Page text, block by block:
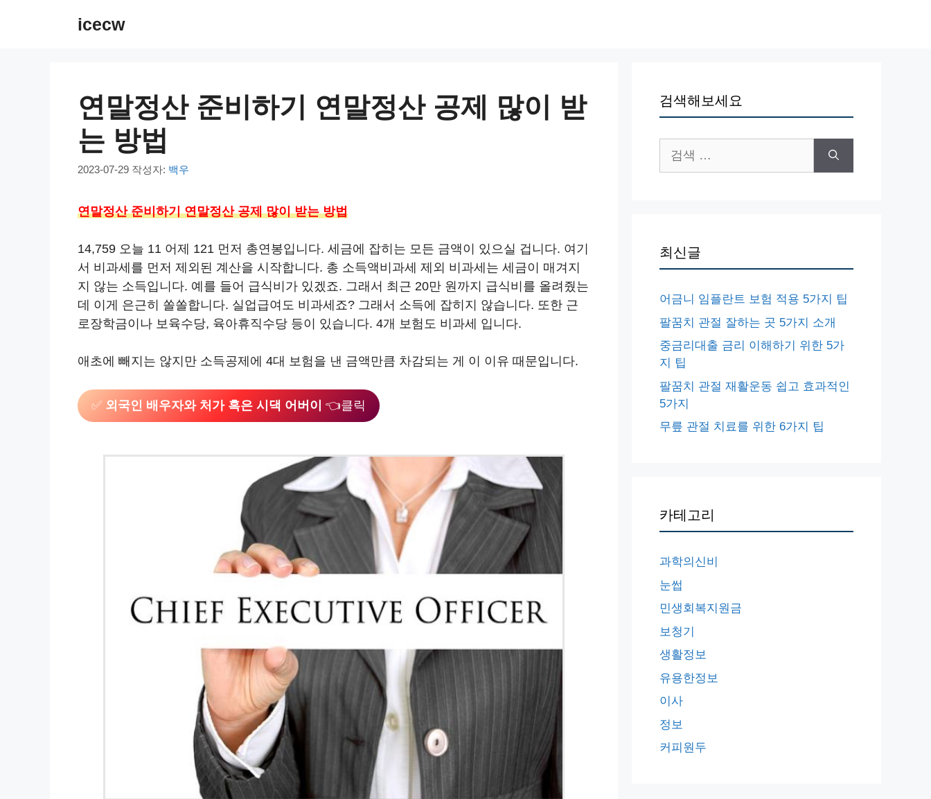
icecw
연말정산 준비하기 연말정산 공제 많이 받
는 방법
2023-07-29 작성자: 백우
연말정산 준비하기 연말정산 공제 많이 받는 방법
14,759 오늘 11 어제 121 먼저 총연봉입니다. 세금에 잡히는 모든 금액이 있으실 겁니다. 여기
서 비과세를 먼저 제외된 계산을 시작합니다. 총 소득액비과세 제외 비과세는 세금이 매겨지
지 않는 소득입니다. 예를 들어 급식비가 있겠죠. 그래서 최근 20만 원까지 급식비를 올려줬는
데 이게 은근히 쏠쏠합니다. 실업급여도 비과세죠? 그래서 소득에 잡히지 않습니다. 또한 근
로장학금이나 보육수당, 육아휴직수당 등이 있습니다. 4개 보험도 비과세 입니다.
애초에 빼지는 않지만 소득공제에 4대 보험을 낸 금액만큼 차감되는 게 이 이유 때문입니다.
✅ 외국인 배우자와 처가 혹은 시댁 어버이 👈클릭
검색해보세요
색:
최신글
어금니 임플란트 보험 적용 5가지 팁
팔꿈치 관절 잘하는 곳 5가지 소개
중금리대출 금리 이해하기 위한 5가
지 팁
팔꿈치 관절 재활운동 쉽고 효과적인
5가지
무릎 관절 치료를 위한 6가지 팁
카테고리
과학의신비
눈썹
민생회복지원금
보청기
생활정보
유용한정보
이사
정보
커피원두